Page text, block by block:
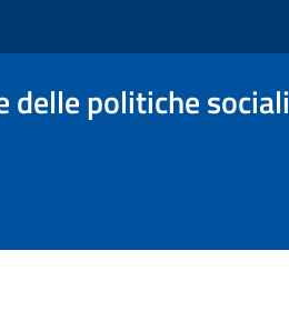
delle politiche sociali